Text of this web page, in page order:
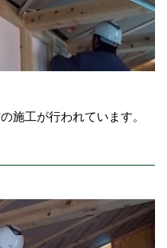
施工が行われています。